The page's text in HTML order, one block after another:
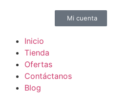
Mi cuenta
Inicio
Tienda
Ofertas
Contáctanos
Blog